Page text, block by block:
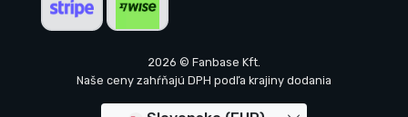
2026 © Fanbase Kft.
Naše ceny zahŕňajú DPH podľa krajiny dodania